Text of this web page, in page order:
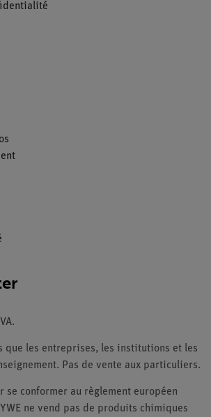
que les entreprises, les institutions et les
Pas de vente aux particuliers.
se conformer au règlement européen
ne vend pas de produits chimiques